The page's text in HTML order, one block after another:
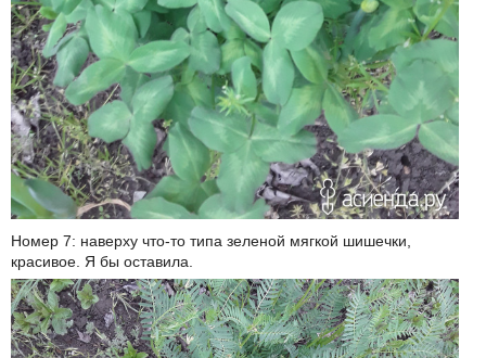
Номер 7: наверху что-то типа зеленой мягкой шишечки,
красивое. Я бы оставила.